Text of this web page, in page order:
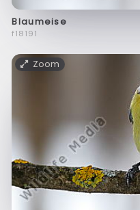
Blaumeise
f18191
Zoom